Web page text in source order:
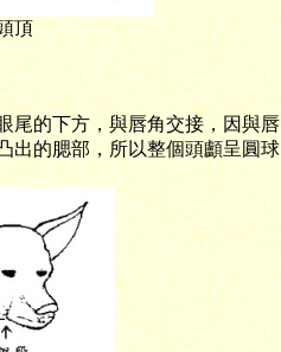
頂
的下方，與唇角交接，因與唇
出的腮部，所以整個頭顱呈圓球